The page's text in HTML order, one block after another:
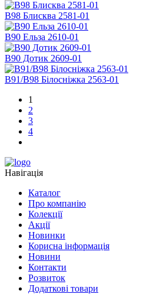
В98 Блисква 2581-01
В90 Ельза 2610-01
В90 Дотик 2609-01
В91/B98 Білосніжка 2563-01
1
2
3
4
Навігація
Каталог
Про компанію
Колекції
Акції
Новинки
Корисна інформація
Новини
Контакти
Розвиток
Додаткові товари